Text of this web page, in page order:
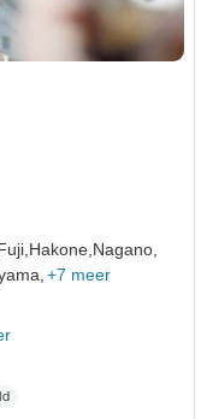
Hakone,Nagano,
+7 meer